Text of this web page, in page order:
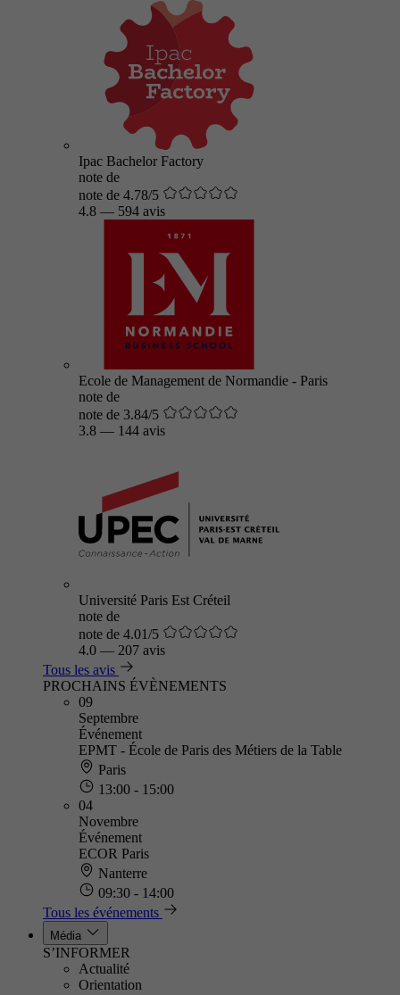
Ipac Bachelor Factory
note de
note de 4.78/5
4.8 — 594 avis
Ecole de Management de Normandie - Paris
note de
note de 3.84/5
3.8 — 144 avis
Université Paris Est Créteil
note de
note de 4.01/5
4.0 — 207 avis
Tous les avis
PROCHAINS ÉVÈNEMENTS
09
Septembre
Événement
EPMT - École de Paris des Métiers de la Table
Paris
13:00 - 15:00
04
Novembre
Événement
ECOR Paris
Nanterre
09:30 - 14:00
Tous les événements
Média
S’INFORMER
Actualité
Orientation